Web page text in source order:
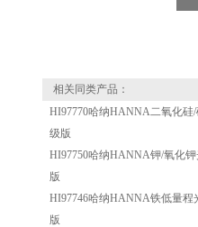
相关同类产品：
HI97770哈纳HANNA二氧化硅
级版
HI97750哈纳HANNA钾/氧化
版
HI97746哈纳HANNA铁低量程
版